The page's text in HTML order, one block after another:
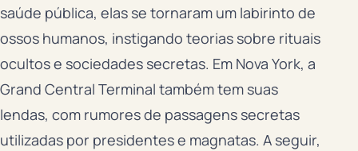
saúde pública, elas se tornaram um labirinto de
ossos humanos, instigando teorias sobre rituais
ocultos e sociedades secretas. Em Nova York, a
Grand Central Terminal também tem suas
lendas, com rumores de passagens secretas
utilizadas por presidentes e magnatas. A seguir,